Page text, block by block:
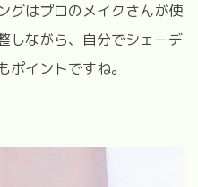
グはプロのメイクさんが使
しながら、自分でシェーデ
ポイントですね。